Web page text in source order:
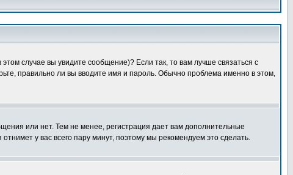
случае вы увидите сообщение)? Если так, то вам лучше связаться с
правильно ли вы вводите имя и пароль. Обычно проблема именно в этом,
или нет. Тем не менее, регистрация дает вам дополнительные
у вас всего пару минут, поэтому мы рекомендуем это сделать.